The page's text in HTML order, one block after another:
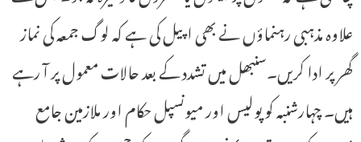
علاوہ مذہبی رہنماؤں نے بھی اپیل کی ہے کہ لوگ جمعہ کی نماز
گھر پر ادا کریں۔سنبھل میں تشدد کے بعد حالات معمول پر آ رہے
ہیں۔ چہارشنبہ کو پولیس اور میونسپل حکام اور ملازمین جامع